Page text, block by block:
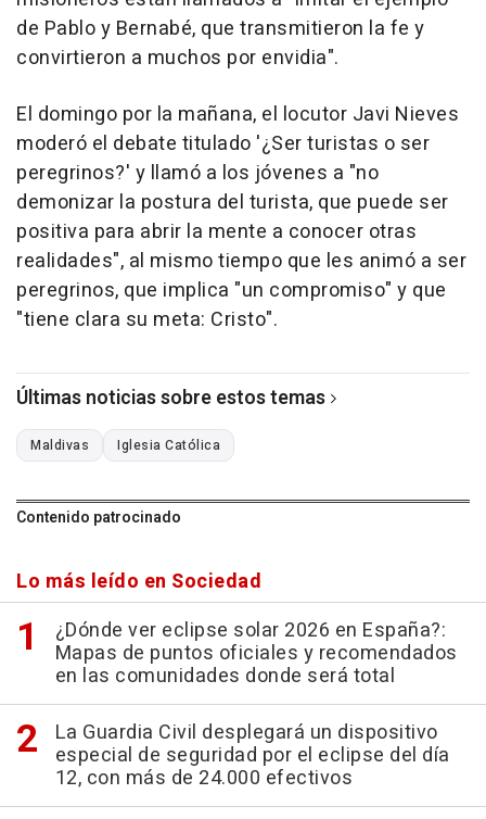
de Pablo y Bernabé, que transmitieron la fe y
convirtieron a muchos por envidia".
El domingo por la mañana, el locutor Javi Nieves
moderó el debate titulado '¿Ser turistas o ser
peregrinos?' y llamó a los jóvenes a "no
demonizar la postura del turista, que puede ser
positiva para abrir la mente a conocer otras
realidades", al mismo tiempo que les animó a ser
peregrinos, que implica "un compromiso" y que
"tiene clara su meta: Cristo".
Últimas noticias sobre estos temas
Maldivas Iglesia Católica
Contenido patrocinado
Lo más leído en Sociedad
¿Dónde ver eclipse solar 2026 en España?:
Mapas de puntos oficiales y recomendados
en las comunidades donde será total
La Guardia Civil desplegará un dispositivo
especial de seguridad por el eclipse del día
12, con más de 24.000 efectivos